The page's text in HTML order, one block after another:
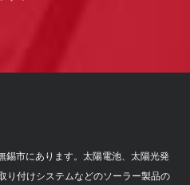
錫市にあります。太陽電池、太陽光発
り付けシステムなどのソーラー製品の